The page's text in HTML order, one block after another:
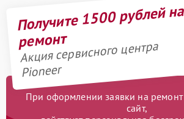
Получите 1500 рублей на
ремонт
Акция сервисного центра
Pioneer
При оформлении заявки на ремонт
сайт,